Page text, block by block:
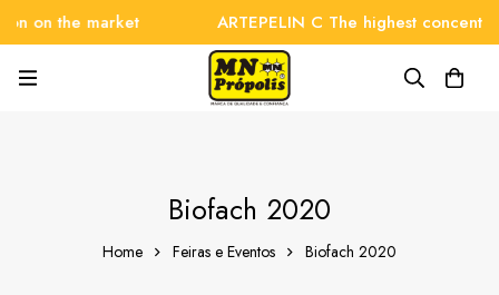
on the market ARTEPELIN C The highest
Biofach 2020
Home Feiras e Eventos Biofach 2020